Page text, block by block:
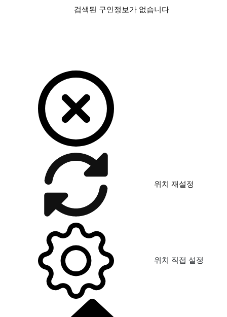
검색된 구인정보가 없습니다
위치 재설정
위치 직접 설정